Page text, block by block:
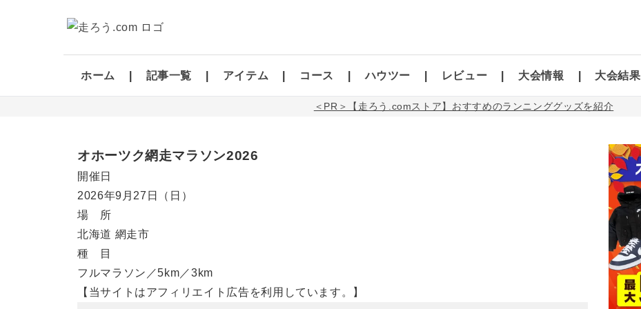
ホーム 記事一覧 アイテム コース ハウツー レビュー 大会情報 大会結果
＜PR＞【走ろう.comストア】おすすめのランニンググッズを紹介
オホーツク網走マラソン2026
開催日
2026年9月27日
（日）
場 所
北海道 網走市
種 目
フルマラソン／5km／3km
【当サイトはアフィリエイト広告を利用しています。】